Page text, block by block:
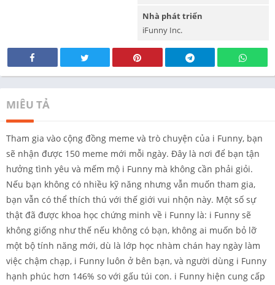
Nhà phát triển
iFunny Inc.
MIÊU TẢ
Tham gia vào cộng đồng meme và trò chuyện của i Funny, bạn
sẽ nhận được 150 meme mới mỗi ngày. Đây là nơi để bạn tận
hưởng tình yêu và mếm mộ i Funny mà không cần phải giỏi.
Nếu bạn không có nhiều kỹ năng nhưng vẫn muốn tham gia,
bạn vẫn có thể thích thú với thế giới vui nhộn này. Một số sự
thật đã được khoa học chứng minh về i Funny là: i Funny sẽ
không giống như thế nếu không có bạn, không ai muốn bỏ lỡ
một bộ tính năng mới, dù là lớp học nhàm chán hay ngày làm
việc chậm chạp, i Funny luôn ở bên bạn, và người dùng i Funny
hạnh phúc hơn 146% so với gấu túi con. i Funny hiện cung cấp